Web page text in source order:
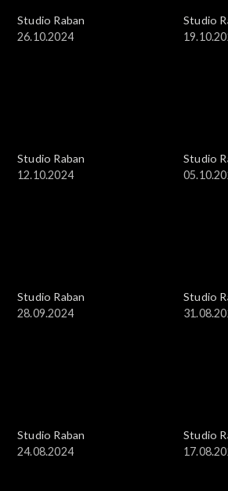
Studio Raban
26.10.2024
Studio
Studio Raban
12.10.2024
Studio
Studio Raban
28.09.2024
Studio
Studio Raban
24.08.2024
Studio